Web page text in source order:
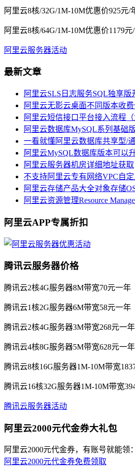
阿里云8核/32G/1M-10M优惠价925元/
阿里云8核/64G/1M-10M优惠价1179元
阿里云服务器活动
最新文章
阿里云SLS日志服务SQL独享版
阿里云无影云桌面不同版本收
阿里云短信接口平台接入流程（
阿里云数据库MySQL系列基础
一看就懂阿里云数据库共享型/
阿里云MySQL数据库版本可以
阿里云服务器机房详细地址获取
不支持阿里云专有网络VPC自
阿里云存储产品大全对象存储
阿里云资源管理Resource
阿里云APP专属折扣
腾讯云服务器价格
腾讯云2核4G服务器8M带宽70元一年
腾讯云1核2G服务器6M带宽58元一年
腾讯云2核4G服务器3M带宽268元一年
腾讯云4核8G服务器5M带宽628元一年
腾讯云8核16G服务器1M-10M带宽
腾讯云16核32G服务器1M-10M带宽
腾讯云服务器活动
阿里云2000元代金券大礼包
阿里云2000元代金券，有账号就能领：
阿里云2000元代金券免费领取